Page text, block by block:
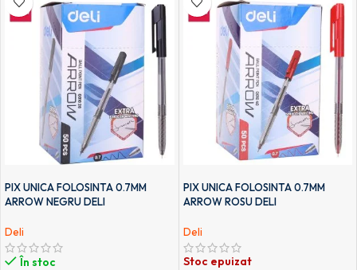
PIX UNICA FOLOSINTA 0.7MM
ARROW NEGRU DELI
Deli
În stoc
PIX UNICA FOLOSINTA 0.7MM
ARROW ROSU DELI
Deli
Stoc epuizat